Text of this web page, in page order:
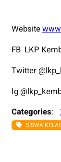
Website
FB LKP
Twitter
Ig
Categories:
SISWA